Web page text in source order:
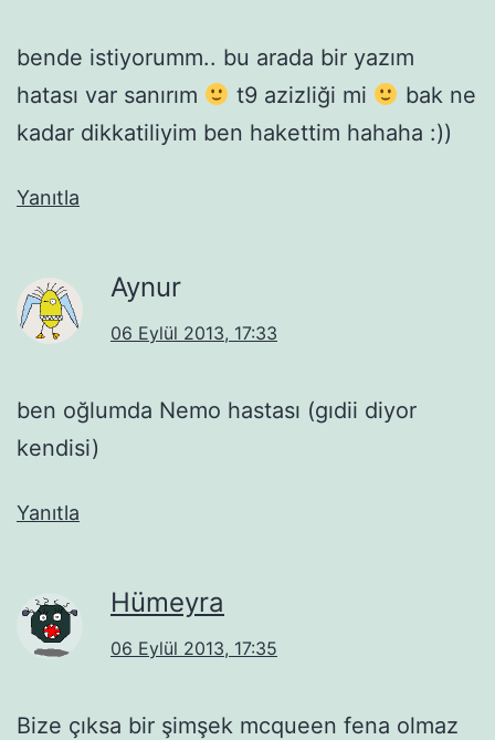
bende istiyorumm.. bu arada bir yazım
hatası var sanırım
t9 azizliği mi
bak ne
kadar dikkatiliyim ben hakettim hahaha :))
Yanıtla
Aynur
06 Eylül 2013, 17:33
ben oğlumda Nemo hastası (gıdii diyor
kendisi)
Yanıtla
Hümeyra
06 Eylül 2013, 17:35
Bize çıksa bir şimşek mcqueen fena olmaz